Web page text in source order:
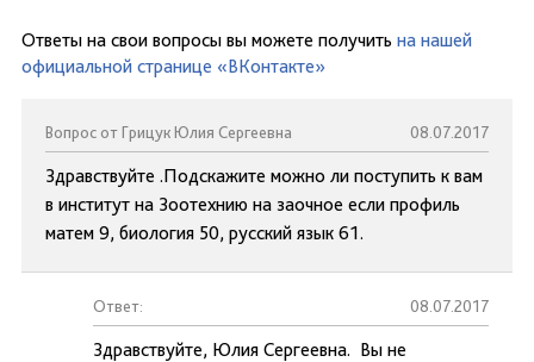
Ответы на свои вопросы вы можете получить на нашей
официальной странице «ВКонтакте»
Вопрос от Грицук Юлия Сергеевна 08.07.2017
Здравствуйте .Подскажите можно ли поступить к вам
в институт на Зоотехнию на заочное если профиль
матем 9, биология 50, русский язык 61.
Ответ: 08.07.2017
Здравствуйте, Юлия Сергеевна. Вы не